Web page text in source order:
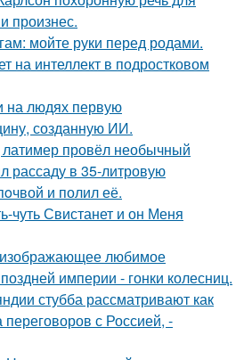
произнес.
мойте руки перед родами.
на интеллект в подростковом
на людях первую
созданную ИИ.
провёл необычный
рассаду в 35-литровую
и полил её.
чуть Свистанет и он Меня
любимое
империи - гонки колесниц.
стубба рассматривают как
переговоров с Россией, -